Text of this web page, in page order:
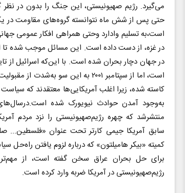
می‌گیرد. رژیم صهیونیستی، این جنگ را بدون در نظر
حتی پس از شش ماه نتوانسته گروه‌های مقاومت در
است،به تسلیم وادارد وحتی همراهی افکار عمومی
در غزه، از دست داده است. این مسائل موجب شده تا
در جهان دچار بحران شده است. با این‌که اسرائیل از
است، اما از سپتامبر ۲۰۰۱ به این سو
کاسته شده‌، زیرا اغلب آمریکایی‌ها معتقدند که
به‌وجود آمدن حوادث نیویورک شده
منتشرشد که چهره رژیم‌صهیونیستی را نزد مردم
سابق آمریکا جیمی کارتر تحت عنوان «فلسطین...
کمیته «بیکر هامیلتون» که درباره لزوم یافتن
برای حل بحران عراق سخن گفته است، از
رژیم‌صهیونیستی در آمریکا ضربه وارد کرده‌ است.